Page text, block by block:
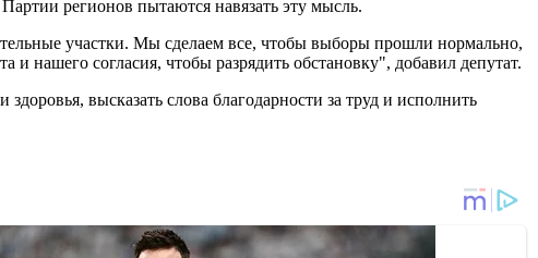
регионов пытаются навязать эту мысль.
участки. Мы сделаем все, чтобы выборы прошли нормально,
нашего согласия, чтобы разрядить обстановку", добавил депутат.
высказать слова благодарности за труд и исполнить